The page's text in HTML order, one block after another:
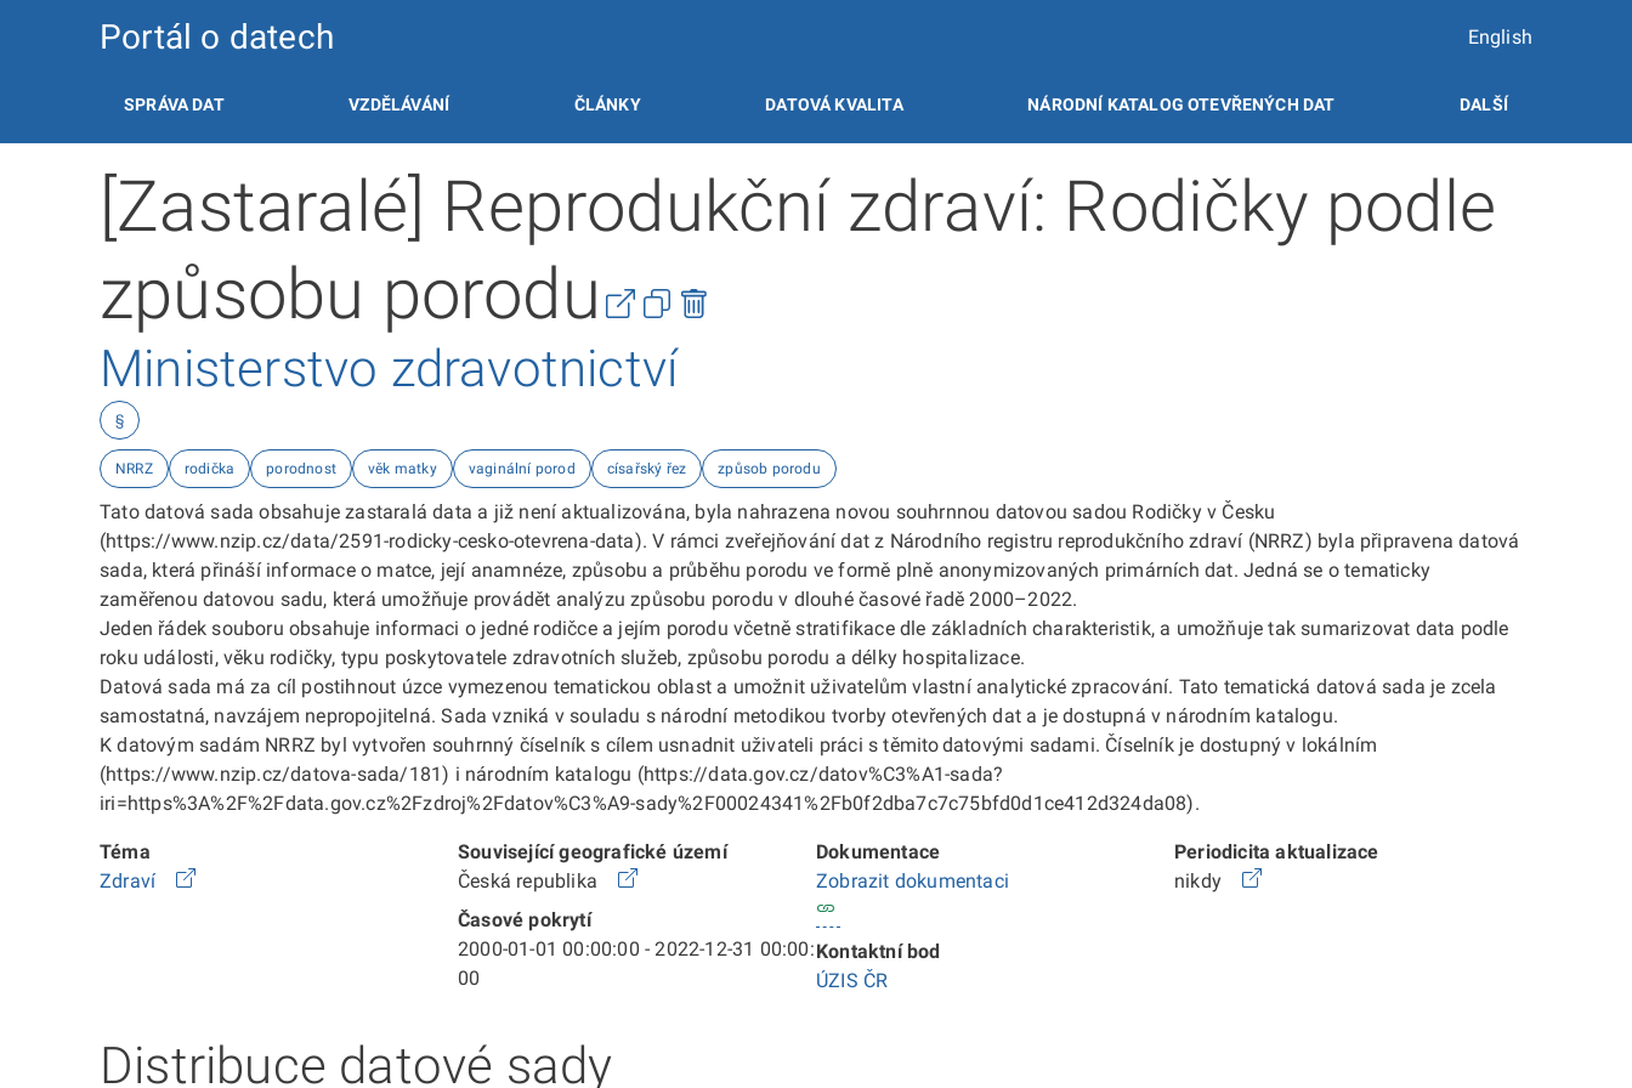
Portál o datech English
SPRÁVA DAT VZDĚLÁVÁNÍ ČLÁNKY DATOVÁ KVALITA NÁRODNÍ KATALOG OTEVŘENÝCH DAT DALŠÍ
[Zastaralé] Reprodukční zdraví: Rodičky podle
způsobu porodu
Ministerstvo zdravotnictví
§
NRRZ rodička porodnost věk matky vaginální porod císařský řez způsob porodu
Tato datová sada obsahuje zastaralá data a již není aktualizována, byla nahrazena novou souhrnnou datovou sadou Rodičky v Česku
(https://www.nzip.cz/data/2591-rodicky-cesko-otevrena-data). V rámci zveřejňování dat z Národního registru reprodukčního zdraví (NRRZ) byla připravena datová
sada, která přináší informace o matce, její anamnéze, způsobu a průběhu porodu ve formě plně anonymizovaných primárních dat. Jedná se o tematicky
zaměřenou datovou sadu, která umožňuje provádět analýzu způsobu porodu v dlouhé časové řadě 2000–2022.
Jeden řádek souboru obsahuje informaci o jedné rodičce a jejím porodu včetně stratifikace dle základních charakteristik, a umožňuje tak sumarizovat data podle
roku události, věku rodičky, typu poskytovatele zdravotních služeb, způsobu porodu a délky hospitalizace.
Datová sada má za cíl postihnout úzce vymezenou tematickou oblast a umožnit uživatelům vlastní analytické zpracování. Tato tematická datová sada je zcela
samostatná, navzájem nepropojitelná. Sada vzniká v souladu s národní metodikou tvorby otevřených dat a je dostupná v národním katalogu.
K datovým sadám NRRZ byl vytvořen souhrnný číselník s cílem usnadnit uživateli práci s těmito datovými sadami. Číselník je dostupný v lokálním
(https://www.nzip.cz/datova-sada/181) i národním katalogu (https://data.gov.cz/datov%C3%A1-sada?
iri=https%3A%2F%2Fdata.gov.cz%2Fzdroj%2Fdatov%C3%A9-sady%2F00024341%2Fb0f2dba7c7c75bfd0d1ce412d324da08).
Téma
Zdraví
Související geografické území
Česká republika
Časové pokrytí
2000-01-01 00:00:00 - 2022-12-31 00:00:
00
Dokumentace
Zobrazit dokumentaci
Kontaktní bod
ÚZIS ČR
Periodicita aktualizace
nikdy
Distribuce datové sady